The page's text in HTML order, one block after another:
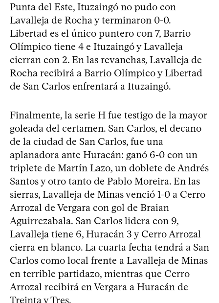
Punta del Este, Ituzaingó no pudo con
Lavalleja de Rocha y terminaron 0-0.
Libertad es el único puntero con 7, Barrio
Olímpico tiene 4 e Ituzaingó y Lavalleja
cierran con 2. En las revanchas, Lavalleja de
Rocha recibirá a Barrio Olímpico y Libertad
de San Carlos enfrentará a Ituzaingó.
Finalmente, la serie H fue testigo de la mayor
goleada del certamen. San Carlos, el decano
de la ciudad de San Carlos, fue una
aplanadora ante Huracán: ganó 6-0 con un
triplete de Martín Lazo, un doblete de Andrés
Santos y otro tanto de Pablo Moreira. En las
sierras, Lavalleja de Minas venció 1-0 a Cerro
Arrozal de Vergara con gol de Braian
Aguirrezabala. San Carlos lidera con 9,
Lavalleja tiene 6, Huracán 3 y Cerro Arrozal
cierra en blanco. La cuarta fecha tendrá a San
Carlos como local frente a Lavalleja de Minas
en terrible partidazo, mientras que Cerro
Arrozal recibirá en Vergara a Huracán de
Treinta y Tres.